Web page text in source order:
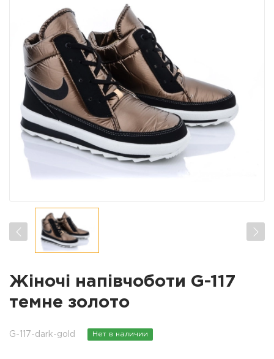
Жіночі напівчоботи G-117
темне золото
G-117-dark-gold Нет в наличии